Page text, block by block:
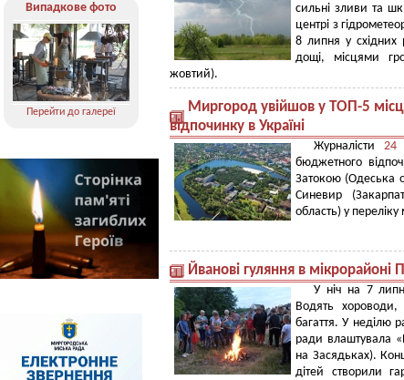
Випадкове фото
Перейти до галереї
сильні зливи та
центрі з
8 липня у східних
дощі, місцями
жовтий).
Миргород увійшов у ТОП-5
відпочинку в Україні
Журналісти 24
бюджетного
Затокою (Одеська
Синевир
область) у
Йванові гуляння в мікрорайоні
У ніч на 7
Водять хороводи,
багаття. У неділю
ради влаштувала
на Засядьках).
дітей створили